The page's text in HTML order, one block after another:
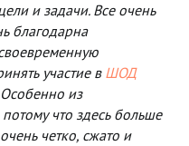
и задачи. Все очень
благодарна
участие в ШОД
из
что здесь больше
четко, сжато и